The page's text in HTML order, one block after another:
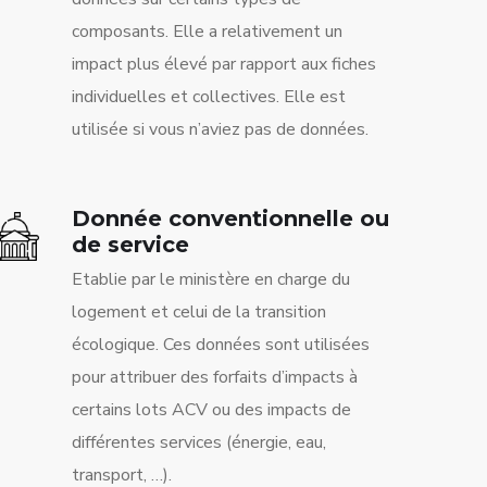
composants. Elle a relativement un
impact plus élevé par rapport aux fiches
individuelles et collectives. Elle est
utilisée si vous n’aviez pas de données.
Donnée conventionnelle ou
de service
Etablie par le ministère en charge du
logement et celui de la transition
écologique. Ces données sont utilisées
pour attribuer des forfaits d’impacts à
certains lots ACV ou des impacts de
différentes services (énergie, eau,
transport, …).